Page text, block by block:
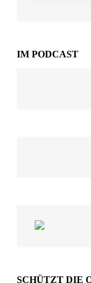
IM PODCAST
SCHÜTZT DIE